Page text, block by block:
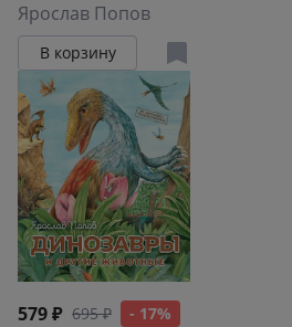
Ярослав Попов
В корзину
579 ₽ 695 ₽ - 17%